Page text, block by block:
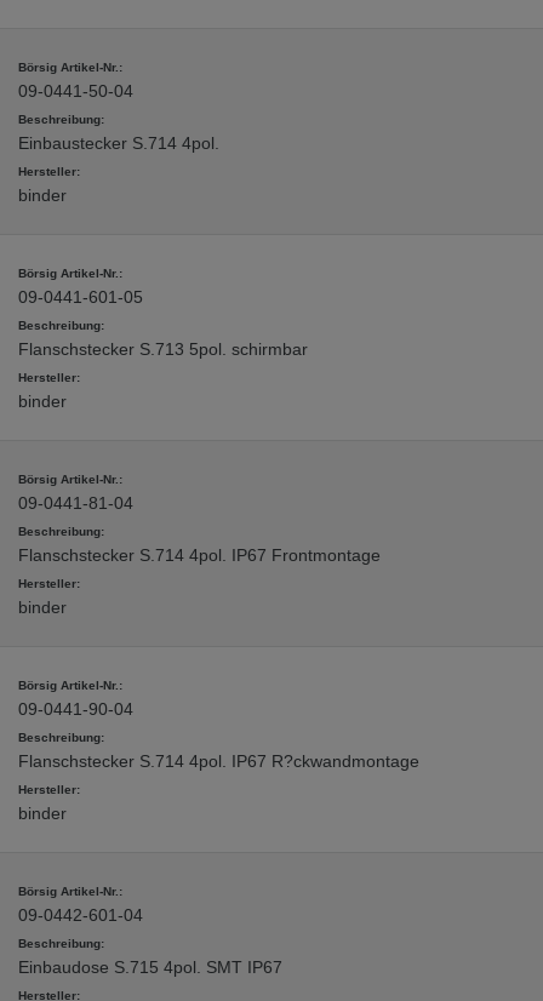
09-0441-50-04
Einbaustecker S.714 4pol.
binder
09-0441-601-05
Flanschstecker S.713 5pol. schirmbar
binder
09-0441-81-04
Flanschstecker S.714 4pol. IP67 Frontmontage
binder
09-0441-90-04
Flanschstecker S.714 4pol. IP67 R?ckwandmontage
binder
09-0442-601-04
Einbaudose S.715 4pol. SMT IP67